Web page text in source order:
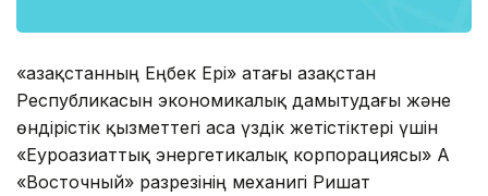
«Қазақстанның Еңбек Ері» атағы Қазақстан
Республикасын экономикалық дамытудағы және
өндірістік қызметтегі аса үздік жетістіктері үшін
«Еуроазиаттық энергетикалық корпорациясы» АҚ
«Восточный» разрезінің механигі Ришат